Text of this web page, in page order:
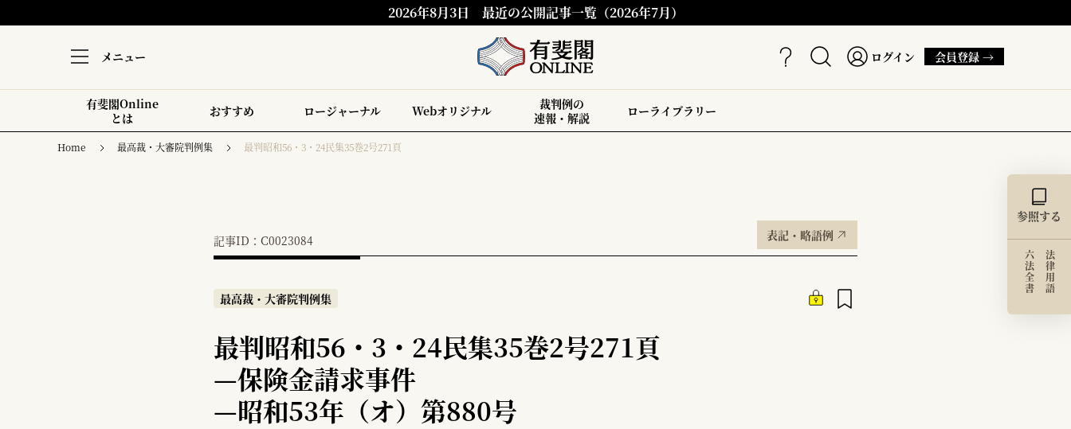
2026年8月3日 最近の公開記事一覧（2026年7月）
メニュー ログイン 会員登録 →
有斐閣Online
とは
おすすめ ロージャーナル Webオリジナル
裁判例の
速報・解説
ローライブラリー
Home 最高裁・大審院判例集 最判昭和56・3・24民集35巻2号271頁
記事ID：C0023084 表記・略語例
最高裁・大審院判例集
最判昭和56・3・24民集35巻2号271頁
—保険金請求事件
—昭和53年（オ）第880号
参照する
法律用語
六法全書